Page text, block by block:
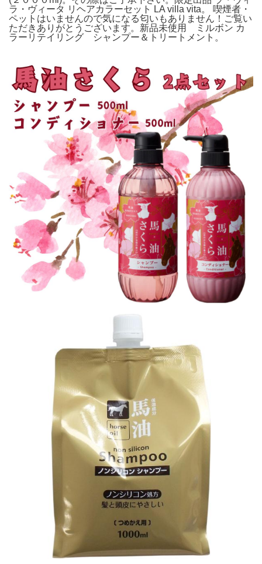
ラ・ヴィータ リヘアカラーセット LA villa vita。 喫煙者・
ペットはいませんので気になる匂いもありません！ご覧い
ただきありがとうございます。新品未使用 ミルボン カ
ラーリテイリング シャンプー＆トリートメント。